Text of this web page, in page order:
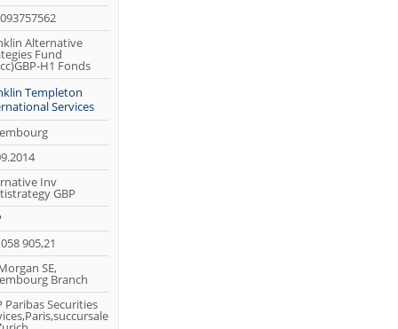
Alternative
Fund
H1 Fonds
Templeton
Services
Inv
GBP
905,21
SE,
Branch
Paribas Securities